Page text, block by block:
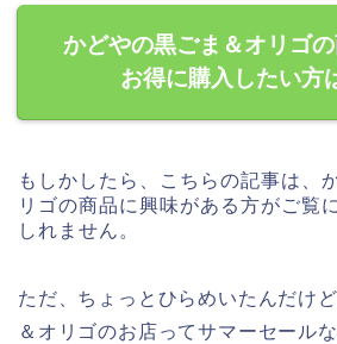
かどやの黒ごま＆オリゴ
お得に購入したい方
もしかしたら、こちらの記事は、
リゴの商品に興味がある方がご覧
しれません。
ただ、ちょっとひらめいたんだけ
＆オリゴのお店ってサマーセール